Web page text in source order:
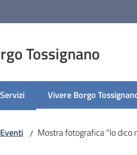
Tossignano
Servizi Vivere Borgo
Menu selezionato
Eventi / Mostra fotografica "Io dico